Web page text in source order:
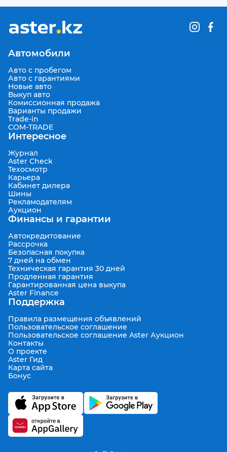
Автомобили
Авто с пробегом
Авто с гарантиями
Новые авто
Выкуп авто
Комиссионная продажа
Варианты продажи
Trade-in
COM-TRADE
Интересное
Журнал
Aster Check
Техосмотр
Карьера
Кабинет дилера
Шины
Рекламодателям
Аукцион
Финансы и гарантии
Автокредитование
Рассрочка
Безопасная покупка
7 дней на обмен
Техническая гарантия 30 дней
Продленная гарантия
Гарантированная цена выкупа
Aster Finance
Поддержка
Правила размещения объявлений
Пользовательское соглашение
Пользовательское соглашение Aster Аукцион
Контакты
О проекте
Aster Гид
Карта сайта
Бонус